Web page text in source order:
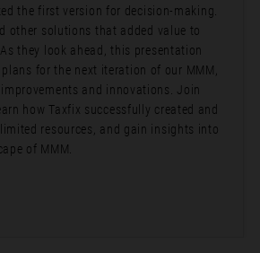
the first version for decision-making.
other solutions that added value to
they look ahead, this presentation
for the next iteration of our MMM,
and innovations. Join
how Taxfix successfully created and
resources, and gain insights into
of MMM.